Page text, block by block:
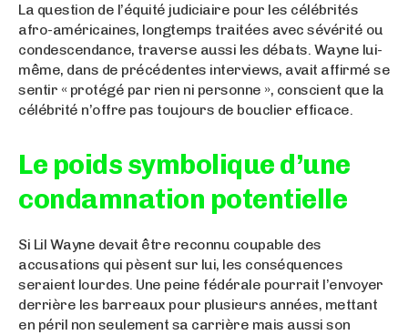
La question de l’équité judiciaire pour les célébrités
afro-américaines, longtemps traitées avec sévérité ou
condescendance, traverse aussi les débats. Wayne lui-
même, dans de précédentes interviews, avait affirmé se
sentir « protégé par rien ni personne », conscient que la
célébrité n’offre pas toujours de bouclier efficace.
Le poids symbolique d’une
condamnation potentielle
Si Lil Wayne devait être reconnu coupable des
accusations qui pèsent sur lui, les conséquences
seraient lourdes. Une peine fédérale pourrait l’envoyer
derrière les barreaux pour plusieurs années, mettant
en péril non seulement sa carrière mais aussi son